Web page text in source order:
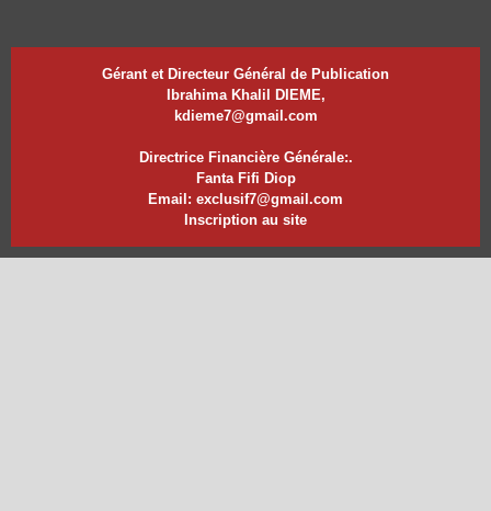
Gérant et Directeur Général de Publication
Ibrahima Khalil DIEME,
kdieme7@gmail.com
Directrice Financière Générale:.
Fanta Fifi Diop
Email: exclusif7@gmail.com
Inscription au site